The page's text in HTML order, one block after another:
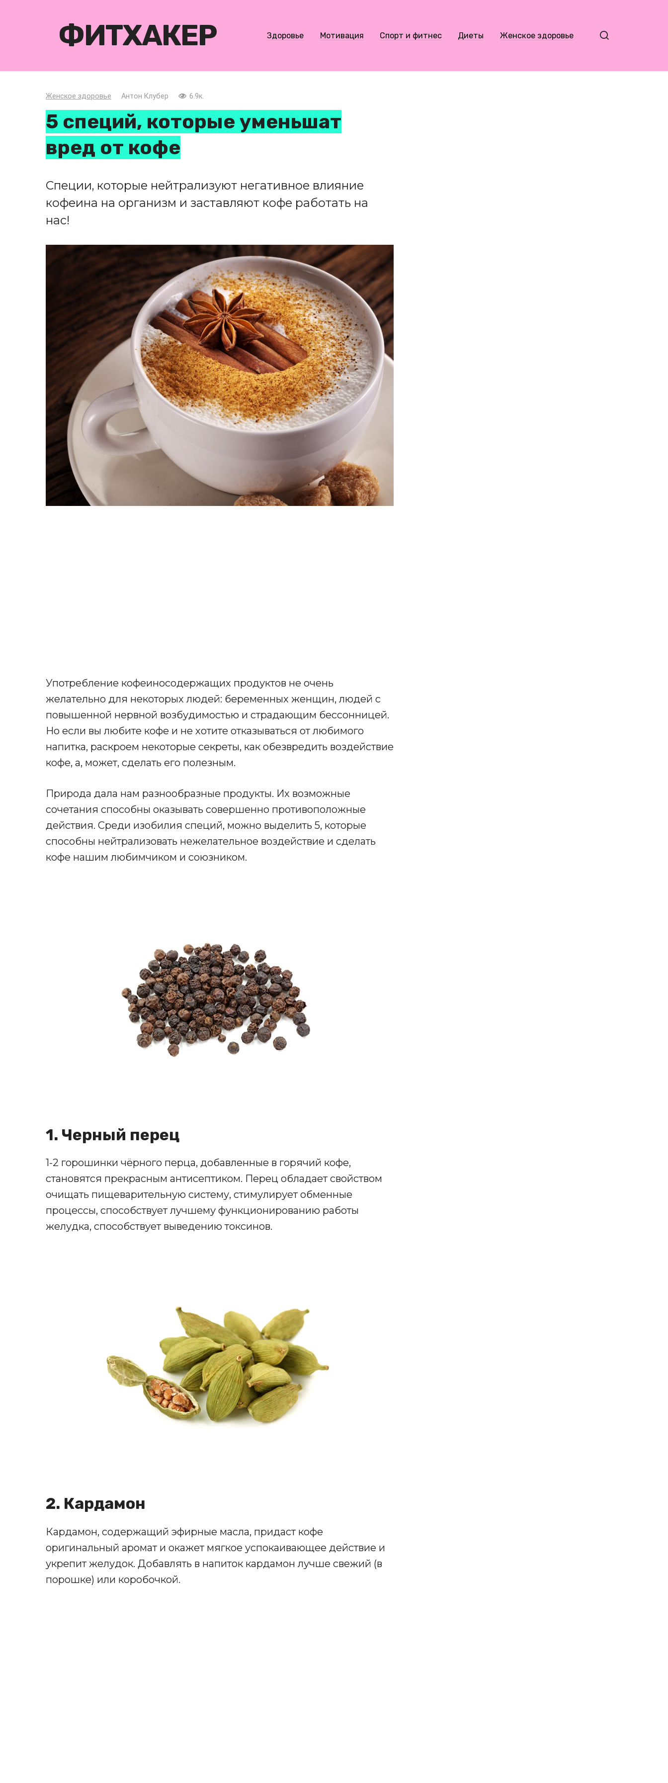
ФИТХАКЕР Здоровье Мотивация Спорт и фитнес Диеты Женское здоровье
Женское здоровье Антон Клубер 6.9к.
5 специй, которые уменьшат
вред от кофе
Специи, которые нейтрализуют негативное влияние
кофеина на организм и заставляют кофе работать на
нас!
Употребление кофеиносодержащих продуктов не очень
желательно для некоторых людей: беременных женщин, людей с
повышенной нервной возбудимостью и страдающим бессонницей.
Но если вы любите кофе и не хотите отказываться от любимого
напитка, раскроем некоторые секреты, как обезвредить воздействие
кофе, а, может, сделать его полезным.
Природа дала нам разнообразные продукты. Их возможные
сочетания способны оказывать совершенно противоположные
действия. Среди изобилия специй, можно выделить 5, которые
способны нейтрализовать нежелательное воздействие и сделать
кофе нашим любимчиком и союзником.
1. Черный перец
1-2 горошинки чёрного перца, добавленные в горячий кофе,
становятся прекрасным антисептиком. Перец обладает свойством
очищать пищеварительную систему, стимулирует обменные
процессы, способствует лучшему функционированию работы
желудка, способствует выведению токсинов.
2. Кардамон
Кардамон, содержащий эфирные масла, придаст кофе
оригинальный аромат и окажет мягкое успокаивающее действие и
укрепит желудок. Добавлять в напиток кардамон лучше свежий (в
порошке) или коробочкой.